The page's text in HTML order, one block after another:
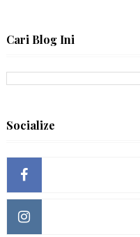
Cari Blog Ini
Socialize